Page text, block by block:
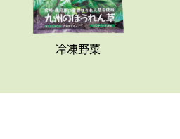
冷凍野菜